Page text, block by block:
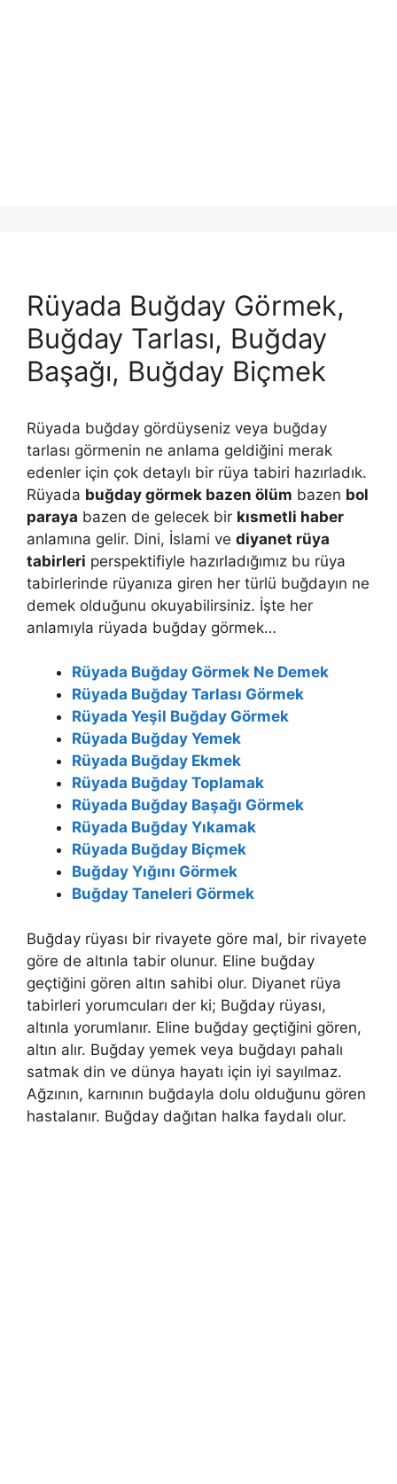
Rüyada Buğday Görmek,
Buğday Tarlası, Buğday
Başağı, Buğday Biçmek
Rüyada buğday gördüyseniz veya buğday
tarlası görmenin ne anlama geldiğini merak
edenler için çok detaylı bir rüya tabiri hazırladık.
Rüyada buğday görmek bazen ölüm bazen bol
paraya bazen de gelecek bir kısmetli haber
anlamına gelir. Dini, İslami ve diyanet rüya
tabirleri perspektifiyle hazırladığımız bu rüya
tabirlerinde rüyanıza giren her türlü buğdayın ne
demek olduğunu okuyabilirsiniz. İşte her
anlamıyla rüyada buğday görmek…
Rüyada Buğday Görmek Ne Demek
Rüyada Buğday Tarlası Görmek
Rüyada Yeşil Buğday Görmek
Rüyada Buğday Yemek
Rüyada Buğday Ekmek
Rüyada Buğday Toplamak
Rüyada Buğday Başağı Görmek
Rüyada Buğday Yıkamak
Rüyada Buğday Biçmek
Buğday Yığını Görmek
Buğday Taneleri Görmek
Buğday rüyası bir rivayete göre mal, bir rivayete
göre de altınla tabir olunur. Eline buğday
geçtiğini gören altın sahibi olur. Diyanet rüya
tabirleri yorumcuları der ki; Buğday rüyası,
altınla yorumlanır. Eline buğday geçtiğini gören,
altın alır. Buğday yemek veya buğ­dayı pahalı
satmak din ve dünya hayatı için iyi sayılmaz.
Ağzının, karnının buğdayla dolu olduğunu gören
hastalanır. Buğday dağıtan halka faydalı olur.